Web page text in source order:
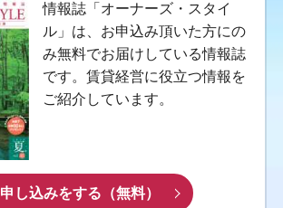
情報誌「オーナーズ・スタイ
ル」は、お申込み頂いた方にの
み無料でお届けしている情報誌
です。賃貸経営に役立つ情報を
ご紹介しています。
申し込みをする（無料）